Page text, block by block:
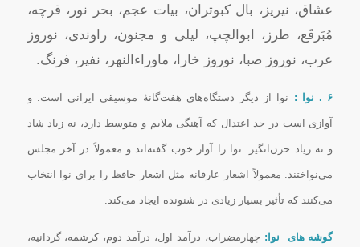
عشاق، نیریز، بال کبوتران، بیات عجم، بحر نور، قرچه،
مُبَرقَع، طرز، ابوالچپ، لیلى و مجنون، راوندی، نوروز
عرب، نوروز صبا، نوروز خارا، ماوراءالنهر، نفیر، فرنگ.
۶ . نوا : نوا از دیگر دستگاه‌هاى هفت‌گانهٔ موسیقى ایرانى است. و
آوازى است در حد اعتدال که آهنگى ملایم و متوسط دارد، نه زیاد شاد
و نه زیاد حزن‌انگیز. نوا را آواز خوب گفته‌اند و معمولاً در آخر مجلس
مى‌نواختند. معمولاً اشعار عارفانه مثل اشعار حافظ را براى نوا انتخاب
مى‌کنند که تأثیر بسیار زیادى در شنونده ایجاد مى‌کند.
گوشه های نوا: چهارمضراب، درآمد اول، درآمد دوم، کرشمه، گردانیه،